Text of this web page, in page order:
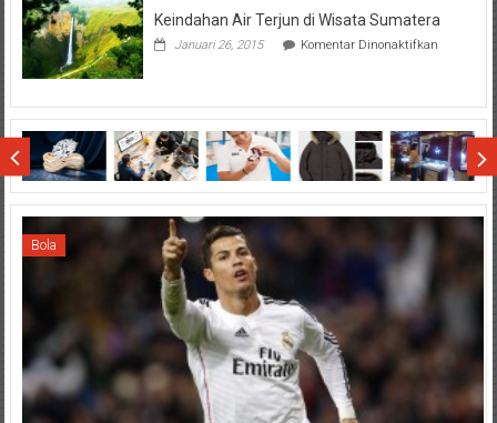
Keindahan Air Terjun di Wisata Sumatera
Januari 26, 2015 Komentar Dinonaktifkanpada
di
Wisata
Sumatera
Bola